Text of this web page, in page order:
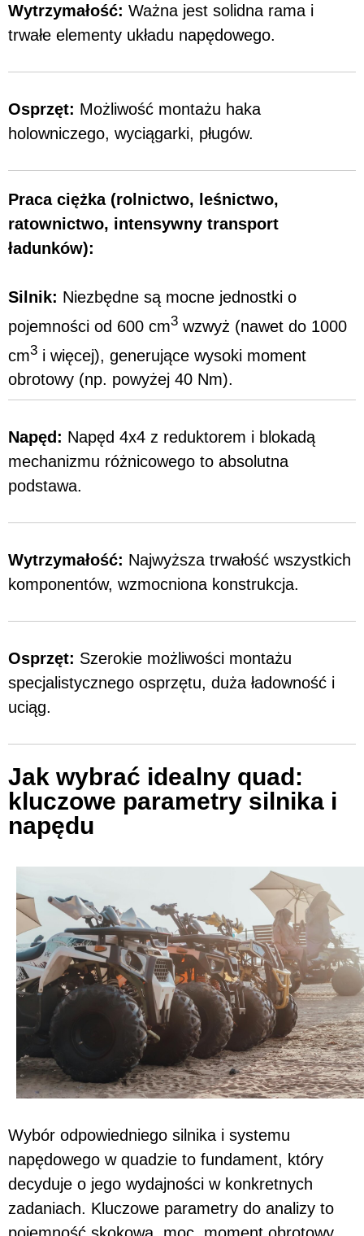
Wytrzymałość: Ważna jest solidna rama i
trwałe elementy układu napędowego.
Osprzęt: Możliwość montażu haka
holowniczego, wyciągarki, pługów.
Praca ciężka (rolnictwo, leśnictwo,
ratownictwo, intensywny transport
ładunków):
Silnik: Niezbędne są mocne jednostki o
pojemności od 600 cm3 wzwyż (nawet do 1000
cm3 i więcej), generujące wysoki moment
obrotowy (np. powyżej 40 Nm).
Napęd: Napęd 4x4 z reduktorem i blokadą
mechanizmu różnicowego to absolutna
podstawa.
Wytrzymałość: Najwyższa trwałość wszystkich
komponentów, wzmocniona konstrukcja.
Osprzęt: Szerokie możliwości montażu
specjalistycznego osprzętu, duża ładowność i
uciąg.
Jak wybrać idealny quad:
kluczowe parametry silnika i
napędu
Wybór odpowiedniego silnika i systemu
napędowego w quadzie to fundament, który
decyduje o jego wydajności w konkretnych
zadaniach. Kluczowe parametry do analizy to